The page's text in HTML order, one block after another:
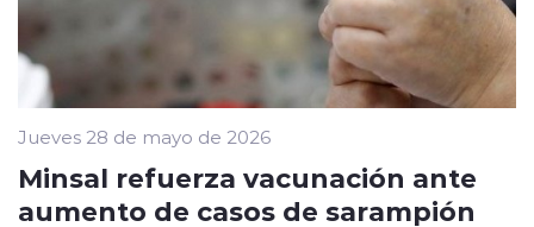
Jueves 28 de mayo de 2026
Minsal refuerza vacunación ante
aumento de casos de sarampión